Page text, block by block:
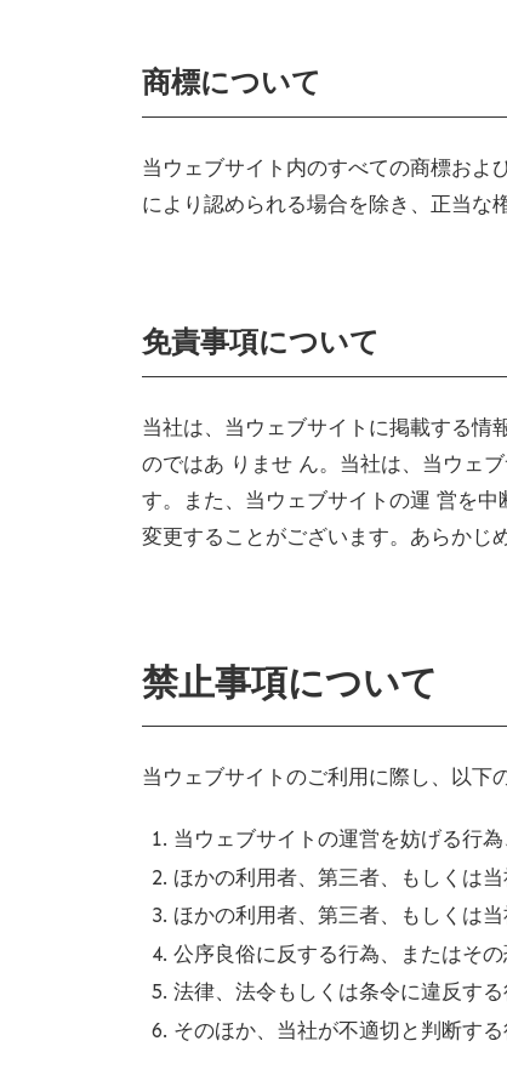
商標について
当ウェブサイト内のすべての商標およ
により認められる場合を除き、正当な
免責事項について
当社は、当ウェブサイトに掲載する情
のではあ りませ ん。 当社は、当ウェ
す。また、当ウェブサイトの運 営を
変更することがございます。あらかじ
禁止事項について
当ウェブサイトのご利用に際し、以下
当ウェブサイトの運営を妨げる行
ほかの利用者、第三者、もしくは
ほかの利用者、第三者、もしくは
公序良俗に反する行為、またはその
法律、法令もしくは条令に違反す
そのほか、当社が不適切と判断する